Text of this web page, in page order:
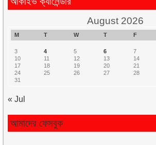
August 2026
M T W T F
3
4 5 6 7
10
11 12 13 14
17
18 19 20 21
24
25 26 27 28
31
« Jul
আমাদের ফেসবুক